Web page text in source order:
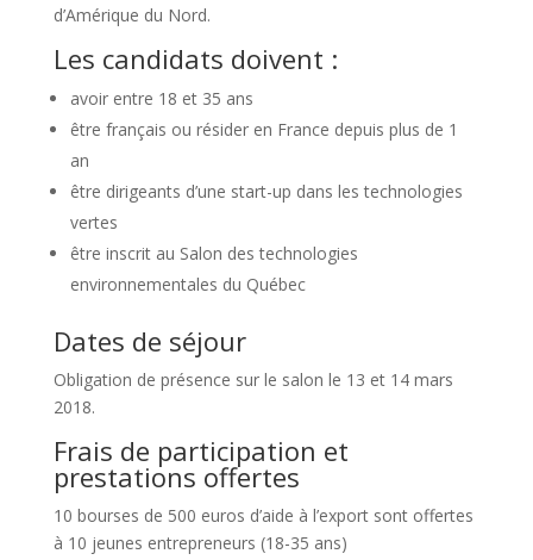
d’Amérique du Nord.
Les candidats doivent :
avoir entre 18 et 35 ans
être français ou résider en France depuis plus de 1
an
être dirigeants d’une start-up dans les technologies
vertes
être inscrit au Salon des technologies
environnementales du Québec
Dates de séjour
Obligation de présence sur le salon le 13 et 14 mars
2018.
Frais de participation et
prestations offertes
10 bourses de 500 euros d’aide à l’export sont offertes
à 10 jeunes entrepreneurs (18-35 ans)